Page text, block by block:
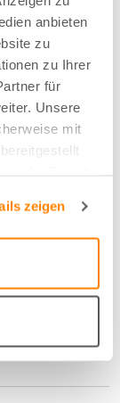
anbieten
zu
zu Ihrer
für
Unsere
mit
zeigen